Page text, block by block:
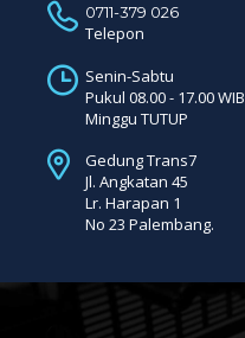
0711-379 026
Telepon
Senin-Sabtu
Pukul 08.00 - 17.00 WIB
Minggu TUTUP
Gedung Trans7
Jl. Angkatan 45
Lr. Harapan 1
No 23 Palembang.